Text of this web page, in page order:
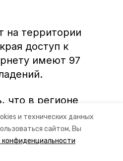
и технических данных
сайтом, Вы
конфиденциальности
на территории
доступ к
имеют 97
что в регионе
нового